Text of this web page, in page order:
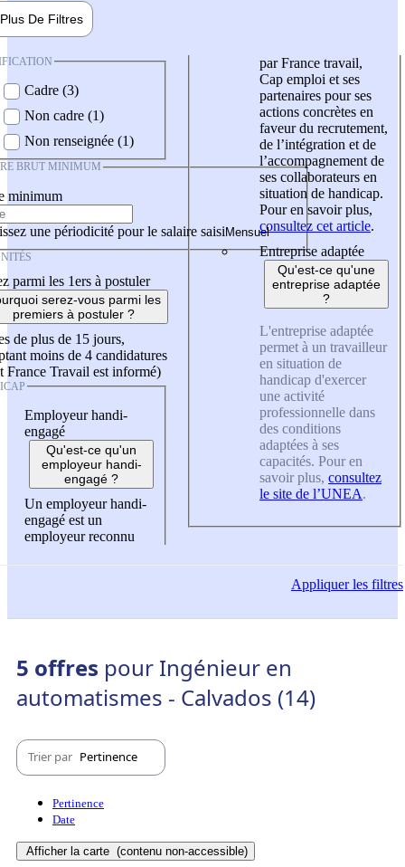
Plus De Filtres
Cadre (3)
Non cadre (1)
Non renseignée (1)
BRUT MINIMUM
minimum
une périodicité pour le salaire saisi
parmi les 1ers à postuler
serez-vous parmi les
premiers à postuler ?
de plus de 15 jours,
moins de 4 candidatures
France Travail est informé)
Employeur handi-
engagé
Qu'est-ce qu'un
employeur handi-
engagé ?
Un employeur handi-
engagé est un
employeur reconnu
par France travail,
Cap emploi et ses
partenaires pour ses
actions concrètes en
faveur du recrutement,
de l’intégration et de
l’accompagnement de
ses collaborateurs en
situation de handicap.
Pour en savoir plus,
consultez cet article.
Entreprise adaptée
Qu'est-ce qu'une
entreprise adaptée
?
L'entreprise adaptée
permet à un travailleur
en situation de
handicap d'exercer
une activité
professionnelle dans
des conditions
adaptées à ses
capacités. Pour en
savoir plus, consultez
le site de l’UNEA.
Appliquerles filtres
5 offres pour Ingénieur en
automatismes - Calvados (14)
Trier par Pertinence
Pertinence
Date
Afficher la carte (contenu non-accessible)